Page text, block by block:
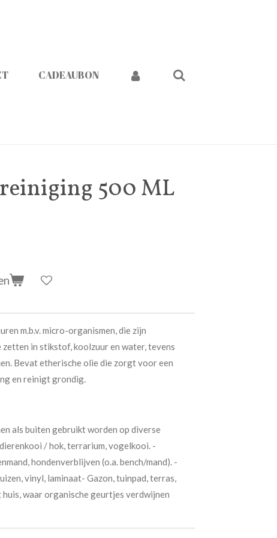
CADEAUBON
500 ML
m.b.v. micro-organismen, die zijn
in stikstof, koolzuur en water, tevens
Bevat etherische olie die zorgt voor een
en reinigt grondig.
als buiten gebruikt worden op diverse
/ hok, terrarium, vogelkooi. -
hondenverblijven (o.a. bench/mand). -
vinyl, laminaat- Gazon, tuinpad, terras,
huis, waar organische geurtjes verdwijnen